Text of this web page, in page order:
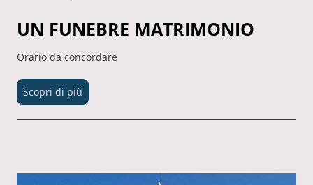
UN FUNEBRE MATRIMONIO
Orario da concordare
Scopri di più